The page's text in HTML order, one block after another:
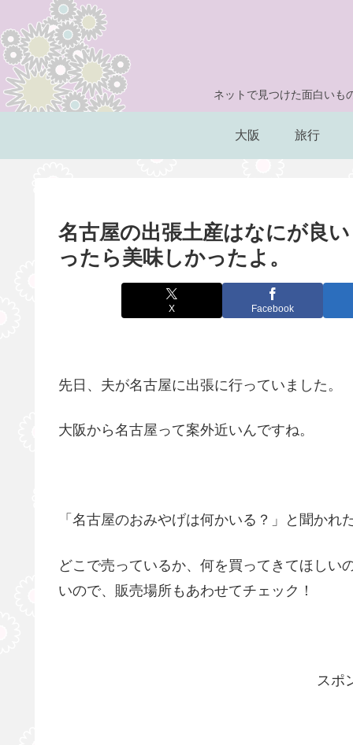
ネットで見つけた面白い
大阪 旅行
名古屋の出張土産はなにが良
ったら美味しかったよ。
X Facebook
先日、夫が名古屋に出張に行っていました。
大阪から名古屋って案外近いんですね。
「名古屋のおみやげは何かいる？」と聞か
どこで売っているか、何を買ってきてほしい
いので、販売場所もあわせてチェック！
スポ